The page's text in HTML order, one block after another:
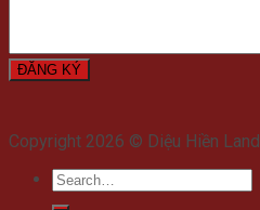
Copyright 2026 © Diệu Hiền Land